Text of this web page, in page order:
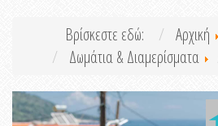
Βρίσκεστε εδώ: Αρχική
Δωμάτια & Διαμερίσματα